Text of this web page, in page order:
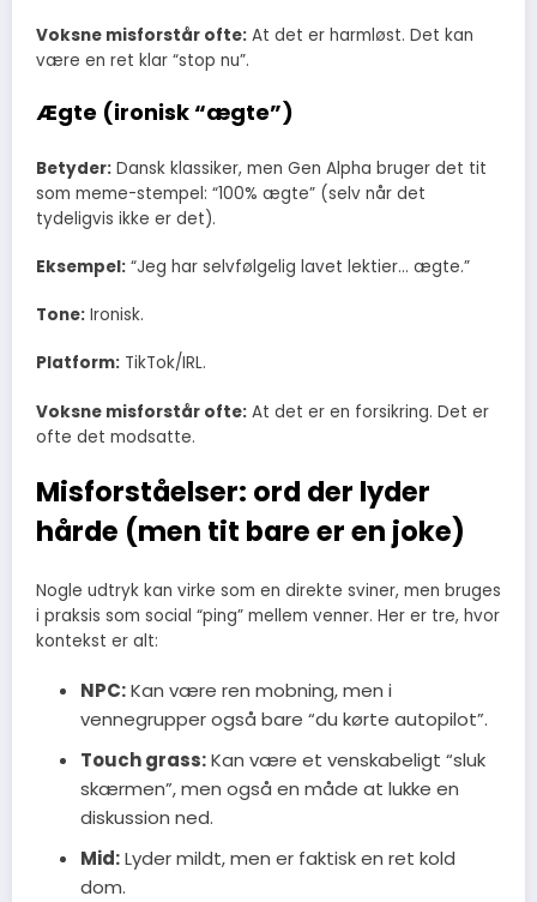
Voksne misforstår ofte: At det er harmløst. Det kan
være en ret klar “stop nu”.
Ægte (ironisk “ægte”)
Betyder: Dansk klassiker, men Gen Alpha bruger det tit
som meme-stempel: “100% ægte” (selv når det
tydeligvis ikke er det).
Eksempel: “Jeg har selvfølgelig lavet lektier… ægte.”
Tone: Ironisk.
Platform: TikTok/IRL.
Voksne misforstår ofte: At det er en forsikring. Det er
ofte det modsatte.
Misforståelser: ord der lyder
hårde (men tit bare er en joke)
Nogle udtryk kan virke som en direkte sviner, men bruges
i praksis som social “ping” mellem venner. Her er tre, hvor
kontekst er alt:
NPC:Kan være ren mobning, men i
vennegrupper også bare “du kørte autopilot”.
Touch grass:Kan være et venskabeligt “sluk
skærmen”, men også en måde at lukke en
diskussion ned.
Mid:Lyder mildt, men er faktisk en ret kold
dom.